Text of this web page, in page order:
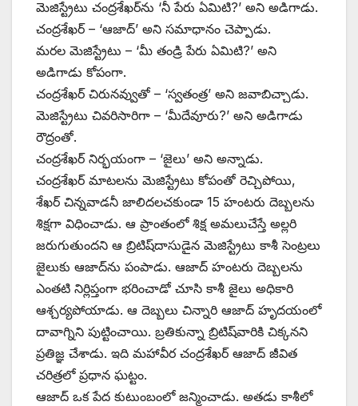
మెజిస్ట్రేటు చంద్రశేఖర్‌ను ‘నీ పేరు ఏమిటి?’ అని అడిగాడు.
చంద్రశేఖర్‌ – ‘ఆజాద్‌’ అని సమాధానం చెప్పాడు.
మరల మెజిస్ట్రేటు – ‘మీ తండ్రి పేరు ఏమిటి?’ అని
అడిగాడు కోపంగా.
చంద్రశేఖర్‌ ‌చిరునవ్వుతో – ‘స్వతంత్ర’ అని జవాబిచ్చాడు.
మెజిస్ట్రేటు చివరిసారిగా – ‘మీదేవూరు?’ అని అడిగాడు
రౌద్రంతో.
చంద్రశేఖర్‌ ‌నిర్భయంగా – ‘జైలు’ అని అన్నాడు.
చంద్రశేఖర్‌ ‌మాటలను మెజిస్ట్రేటు కోపంతో రెచ్చిపోయి,
శేఖర్‌ ‌చిన్నవాడనీ జాలిదలచకుండా 15 హంటరు దెబ్బలను
శిక్షగా విధించాడు. ఆ ప్రాంతంలో శిక్ష అమలుచేస్తే అల్లరి
జరుగుతుందని ఆ బ్రిటిష్‌దాసుడైన మెజిస్ట్రేటు కాశీ సెంట్రలు
జైలుకు ఆజాద్‌ను పంపాడు. ఆజాద్‌ ‌హంటరు దెబ్బలను
ఎంతటి నిర్లిప్తంగా భరించాడో చూసి కాశీ జైలు అధికారి
ఆశ్చర్యపోయాడు. ఆ దెబ్బలు చిన్నారి ఆజాద్‌ ‌హృదయంలో
దావాగ్నిని పుట్టించాయి. బ్రతికున్నా బ్రిటిష్‌వారికి చిక్కనని
ప్రతిజ్ఞ చేశాడు. ఇది మహావీర చంద్రశేఖర్‌ ఆజాద్‌ ‌జీవిత
చరిత్రలో ప్రధాన ఘట్టం.
ఆజాద్‌ ఒక పేద కుటుంబంలో జన్మించాడు. అతడు కాశీలో